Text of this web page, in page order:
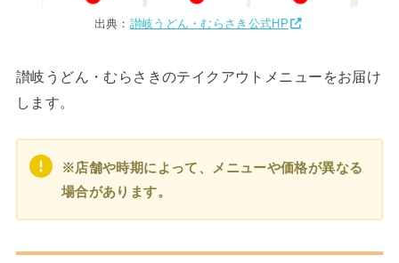
出典： 讃岐うどん・むらさき公式HP
讃岐うどん・むらさきのテイクアウトメニューをお届け
します。
※店舗や時期によって、メニューや価格が異なる
場合があります。